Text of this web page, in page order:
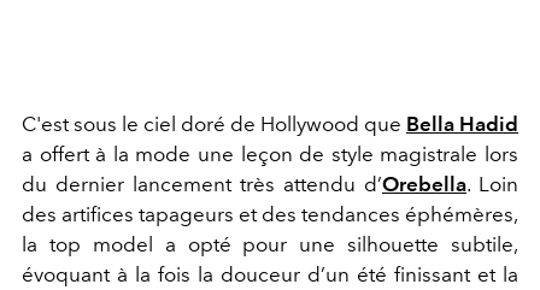
C'est sous le ciel doré de Hollywood que Bella Hadid
a offert à la mode une leçon de style magistrale lors
du dernier lancement très attendu d’Orebella. Loin
des artifices tapageurs et des tendances éphémères,
la top model a opté pour une silhouette subtile,
évoquant à la fois la douceur d’un été finissant et la